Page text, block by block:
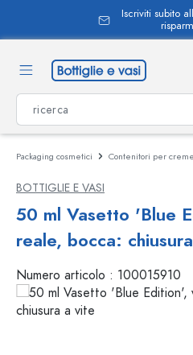
Iscriviti subito
Packaging cosmetici Contenitori per creme
BOTTIGLIE E VASI
50 ml Vasetto 'Blue
reale, bocca:
Numero articolo : 100015910